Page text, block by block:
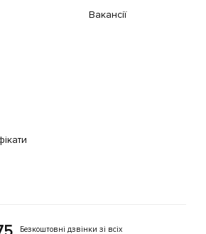
Вакансії
Безкоштовні дзвінки зі всіх